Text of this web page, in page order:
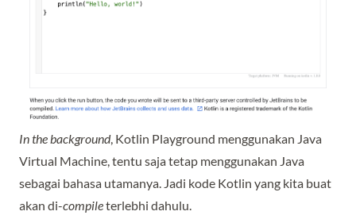
In the background, Kotlin Playground menggunakan Java
Virtual Machine, tentu saja tetap menggunakan Java
sebagai bahasa utamanya. Jadi kode Kotlin yang kita buat
akan di-compileterlebhi dahulu.